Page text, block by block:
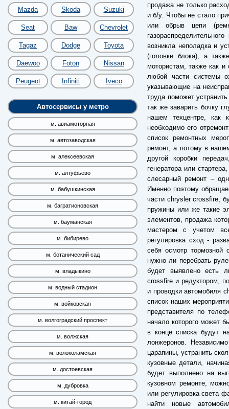
Mazda Skoda Suzuki
Seat Baw Chevrolet
Tagaz Dodge Toyota
Daewoo Foton Nissan
Peugeot Infiniti Iveco
Автосервисы у метро
м. авиамоторная
м. автозаводская
м. алексеевская
м. алтуфьево
м. бабушкинская
м. багратионовская
м. бауманская
м. бибирево
м. ботанический сад
м. владыкино
м. водный стадион
м. войковская
м. волгоградский проспект
м. волжская
м. волоколамская
м. достоевская
м. дубровка
м. китай-город
продажа не только
и б/у. Чтобы не стало
или обрыв цепи
возникла неполадка и
(головки блока), а
мотористам, также как
любой части системы
указывающие на
труда поможет
так же заварить бочку
нашем техцентре, как
необходимо его
список ремонтных
ремонт, а потому в
другой коробки
генератора или
слесарный ремонт –
Именно поэтому
части chrysler crossfire,
пружины или же такие
элементов, продажа
мастером с учетом
регулировка сход -
себя осмотр тормозной
нужно ли перебрать
будет выявлено есть
crossfire и редуктором,
и проводки автомобиля
список наших
представителя по
начало которого может
в конце списка будут
лонжеронов.
царапины, устранить
кузовные детали,
будет выполнено на
кузовном ремонте,
или регулировка света
найти новые